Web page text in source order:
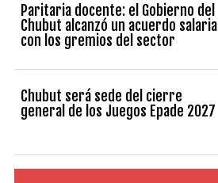
Paritaria docente: el Gobierno del
Chubut alcanzó un acuerdo salarial
con los gremios del sector
Chubut será sede del cierre
general de los Juegos Epade 2027